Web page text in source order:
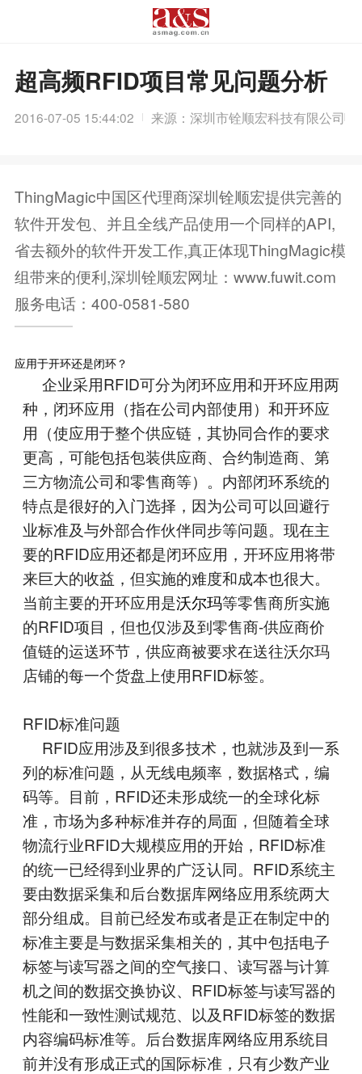
超高频RFID项目常见问题分析
2016-07-05 15:44:02 来源：深圳市铨顺宏科技有限公司
ThingMagic中国区代理商深圳铨顺宏提供完善的
软件开发包、并且全线产品使用一个同样的API,
省去额外的软件开发工作,真正体现ThingMagic模
组带来的便利,深圳铨顺宏网址：www.fuwit.com
服务电话：400-0581-580
应用于开环还是闭环？
企业采用RFID可分为闭环应用和开环应用两
种，闭环应用（指在公司内部使用）和开环应
用（使应用于整个供应链，其协同合作的要求
更高，可能包括包装供应商、合约制造商、第
三方物流公司和零售商等）。内部闭环系统的
特点是很好的入门选择，因为公司可以回避行
业标准及与外部合作伙伴同步等问题。现在主
要的RFID应用还都是闭环应用，开环应用将带
来巨大的收益，但实施的难度和成本也很大。
当前主要的开环应用是沃尔玛等零售商所实施
的RFID项目，但也仅涉及到零售商-供应商价
值链的运送环节，供应商被要求在送往沃尔玛
店铺的每一个货盘上使用RFID标签。
RFID标准问题
RFID应用涉及到很多技术，也就涉及到一系
列的标准问题，从无线电频率，数据格式，编
码等。目前，RFID还未形成统一的全球化标
准，市场为多种标准并存的局面，但随着全球
物流行业RFID大规模应用的开始，RFID标准
的统一已经得到业界的广泛认同。RFID系统主
要由数据采集和后台数据库网络应用系统两大
部分组成。目前已经发布或者是正在制定中的
标准主要是与数据采集相关的，其中包括电子
标签与读写器之间的空气接口、读写器与计算
机之间的数据交换协议、RFID标签与读写器的
性能和一致性测试规范、以及RFID标签的数据
内容编码标准等。后台数据库网络应用系统目
前并没有形成正式的国际标准，只有少数产业